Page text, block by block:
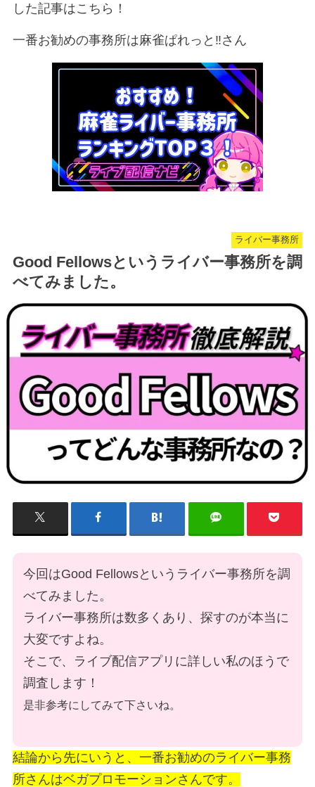
した記事はこちら！
一番お勧めの事務所は麻雀ぱれっと‼︎さん
ライバー事務所
Good Fellowsというライバー事務所を調
べてみました。
今回はGood Fellowsというライバー事務所を調
べてみました。
ライバー事務所は数多くあり、探すのが本当に
大変ですよね。
そこで、ライブ配信アプリに詳しい私のほうで
調査します！
是非参考にしてみて下さいね。
結論から先にいうと、一番お勧めのライバー事務
所さんはベガプロモーションさんです。